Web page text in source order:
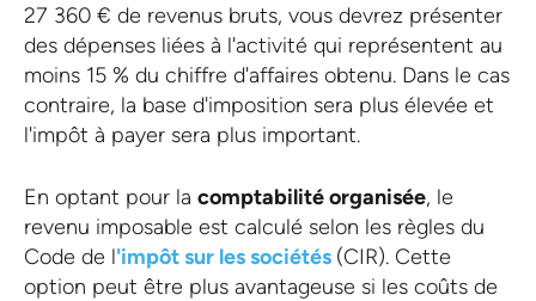
27 360 € de revenus bruts, vous devrez présenter
des dépenses liées à l'activité qui représentent au
moins 15 % du chiffre d'affaires obtenu. Dans le cas
contraire, la base d'imposition sera plus élevée et
l'impôt à payer sera plus important.
En optant pour la comptabilité organisée, le
revenu imposable est calculé selon les règles du
Code de l'impôt sur les sociétés (CIR). Cette
option peut être plus avantageuse si les coûts de